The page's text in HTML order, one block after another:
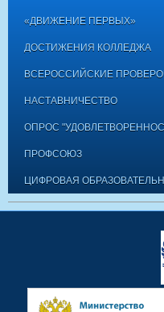
«ДВИЖЕНИЕ ПЕРВЫХ»
ДОСТИЖЕНИЯ КОЛЛЕДЖА
ВСЕРОССИЙСКИЕ
НАСТАВНИЧЕСТВО
ОПРОС
ПРОФСОЮЗ
ЦИФРОВАЯ